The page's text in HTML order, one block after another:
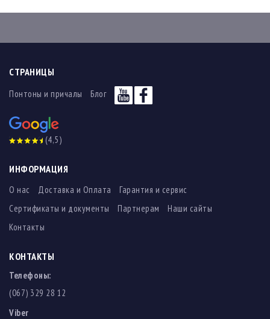
СТРАНИЦЫ
Понтоны и причалы Блог
(4,5)
ИНФОРМАЦИЯ
О нас Доставка и Оплата
Гарантия и сервис
Сертификаты и документы
Партнерам
Наши сайты
Контакты
КОНТАКТЫ
Телефоны:
(067) 329 28 12
Viber